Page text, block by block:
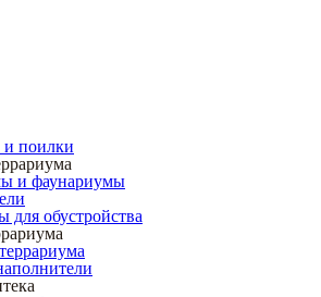
поилки
и фаунариумы
для обустройства